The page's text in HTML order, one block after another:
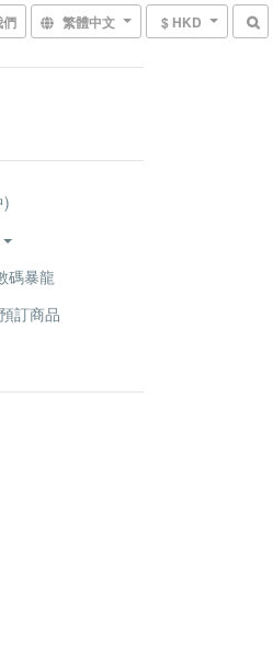
們 繁體中文 $ HKD
)
碼暴龍
預訂商品